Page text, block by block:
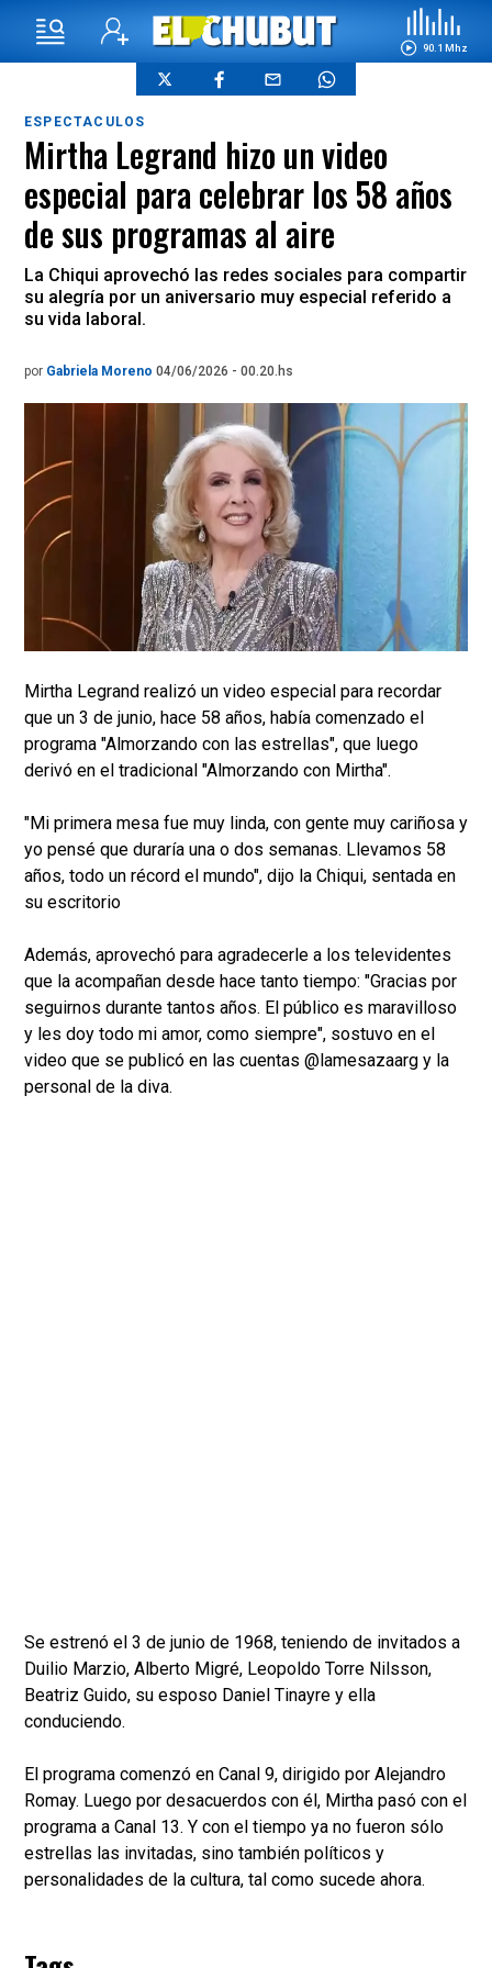
90.1 Mhz
ESPECTACULOS
Mirtha Legrand hizo un video
especial para celebrar los 58 años
de sus programas al aire
La Chiqui aprovechó las redes sociales para compartir
su alegría por un aniversario muy especial referido a
su vida laboral.
por Gabriela Moreno 04/06/2026 - 00.20.hs
Mirtha Legrand realizó un video especial para recordar
que un 3 de junio, hace 58 años, había comenzado el
programa "Almorzando con las estrellas", que luego
derivó en el tradicional "Almorzando con Mirtha".
"Mi primera mesa fue muy linda, con gente muy cariñosa y
yo pensé que duraría una o dos semanas. Llevamos 58
años, todo un récord el mundo", dijo la Chiqui, sentada en
su escritorio
Además, aprovechó para agradecerle a los televidentes
que la acompañan desde hace tanto tiempo: "Gracias por
seguirnos durante tantos años. El público es maravilloso
y les doy todo mi amor, como siempre", sostuvo en el
video que se publicó en las cuentas @lamesazaarg y la
personal de la diva.
Se estrenó el 3 de junio de 1968, teniendo de invitados a
Duilio Marzio, Alberto Migré, Leopoldo Torre Nilsson,
Beatriz Guido, su esposo Daniel Tinayre y ella
conduciendo.
El programa comenzó en Canal 9, dirigido por Alejandro
Romay. Luego por desacuerdos con él, Mirtha pasó con el
programa a Canal 13. Y con el tiempo ya no fueron sólo
estrellas las invitadas, sino también políticos y
personalidades de la cultura, tal como sucede ahora.